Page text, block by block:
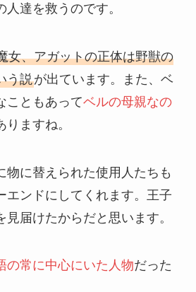
達を救うのです。
女、アガットの正体は野獣の
う説が出ています。また、ベ
こともあってベルの母親なの
りますね。
物に替えられた使用人たちも
エンドにしてくれます。王子
届けたからだと思います。
の常に中心にいた人物だった